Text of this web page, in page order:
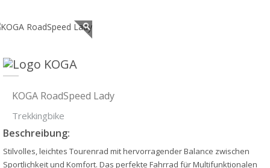
KOGA RoadSpeed Lady
Trekkingbike
Beschreibung:
Stilvolles, leichtes Tourenrad mit hervorragender Balance zwischen
Sportlichkeit und Komfort. Das perfekte Fahrrad für Multifunktionalen